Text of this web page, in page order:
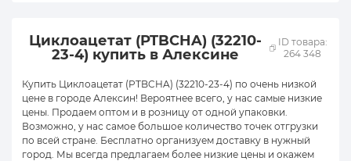
Циклоацетат (PTBCHA) (32210-
23-4) купить в Алексине
ID товара:
264 348
Купить Циклоацетат (PTBCHA) (32210-23-4) по очень низкой
цене в городе Алексин! Вероятнее всего, у нас самые низкие
цены. Продаем оптом и в розницу от одной упаковки.
Возможно, у нас самое большое количество точек отгрузки
по всей стране. Бесплатно организуем доставку в нужный
город. Мы всегда предлагаем более низкие цены и окажем